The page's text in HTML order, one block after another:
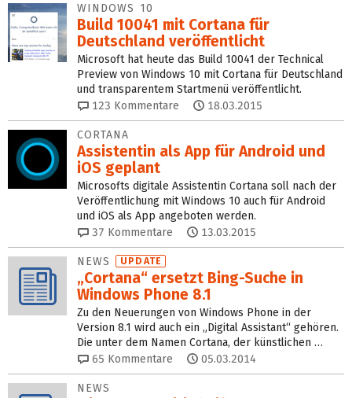
WINDOWS 10
Build 10041 mit Cortana für
Deutschland veröffentlicht
Microsoft hat heute das Build 10041 der Technical
Preview von Windows 10 mit Cortana für Deutschland
und transparentem Startmenü veröffentlicht.
123 Kommentare 18.03.2015
CORTANA
Assistentin als App für Android und
iOS geplant
Microsofts digitale Assistentin Cortana soll nach der
Veröffentlichung mit Windows 10 auch für Android
und iOS als App angeboten werden.
37 Kommentare 13.03.2015
NEWS UPDATE
„Cortana“ ersetzt Bing-Suche in
Windows Phone 8.1
Zu den Neuerungen von Windows Phone in der
Version 8.1 wird auch ein „Digital Assistant“ gehören.
Die unter dem Namen Cortana, der künstlichen …
65 Kommentare 05.03.2014
NEWS